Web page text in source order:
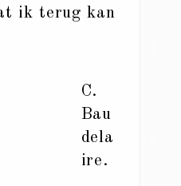
ik terug kan
C.
Bau
dela
ire.